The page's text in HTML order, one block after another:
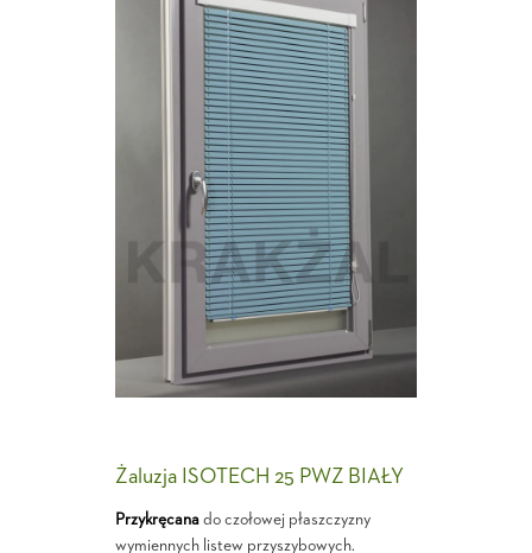
Żaluzja ISOTECH 25 PWZ BIAŁY
Przykręcanado czołowej płaszczyzny
wymiennych listew przyszybowych.